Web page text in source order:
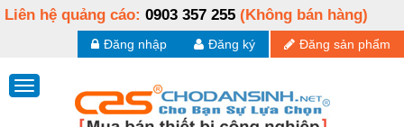
Liên hệ quảng cáo: 0903 357 255 (Không bán hàng)
Đăng sản phẩm
Đăng ký
Đăng nhập